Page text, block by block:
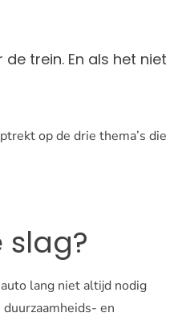
trein. En als het niet
op de drie thema’s die
lang niet altijd nodig
en